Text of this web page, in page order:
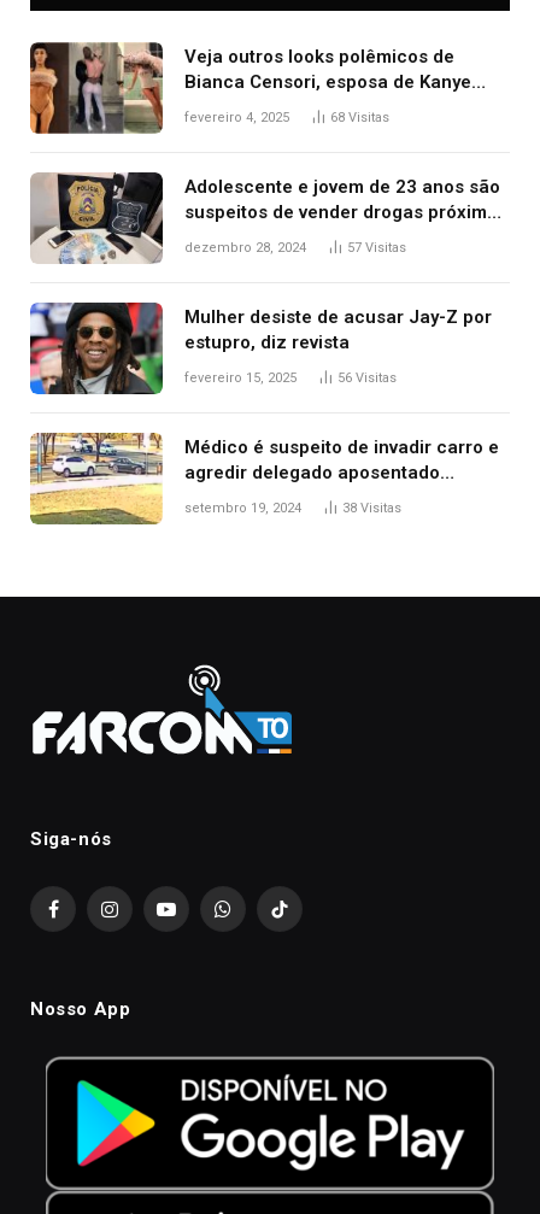
Veja outros looks polêmicos de
Bianca Censori, esposa de Kanye
West que apareceu nua no Grammy
fevereiro 4, 2025 68 Visitas
Adolescente e jovem de 23 anos são
suspeitos de vender drogas próximo
de delegacia e escola, diz polícia
dezembro 28, 2024 57 Visitas
Mulher desiste de acusar Jay-Z por
estupro, diz revista
fevereiro 15, 2025 56 Visitas
Médico é suspeito de invadir carro e
agredir delegado aposentado
durante confusão no trânsito
setembro 19, 2024 38 Visitas
Siga-nós
FacebookInstagramYouTubeWhatsAppTikTok
Nosso App